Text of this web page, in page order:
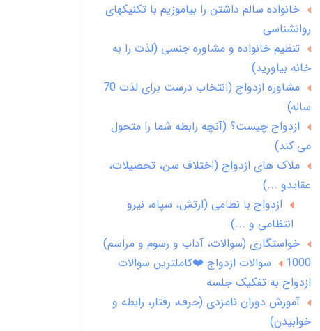
خانواده سالم داشتن را بیاموزیم با تکنیکهای
روانشناسی
تنظیم خانواده و مشاوره جنسی (لذت را به
خانه بیاورید)
مشاوره ازدواج (انتخاب درست برای لذت 70
ساله)
ازدواج چیست؟ (آنچه رابطه شما را متحول
می کند)
ملاک های ازدواج (اختلاف سن، تحصیلات،
عقایدو ...)
ازدواج با نظامی (ارتش، سپاه، نیرو
انتظامی و ...)
خواستگاری (سوالات، آداب و رسوم و مراسم)
1000 سوالات ازدواج ❤️کاملترین سوالات
ازدواج به تفکیک جلسه
آموزش دوران نامزدی (حرف، رفتار، رابطه و
خوابیدن)